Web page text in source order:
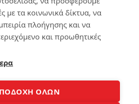
κα
Πώ
ς
ξει
ς
4
Τα
χα
με τα κοινωνικά δίκτυα, να
πλοήγησης και να
και προωθητικές
ΟΛΩΝ